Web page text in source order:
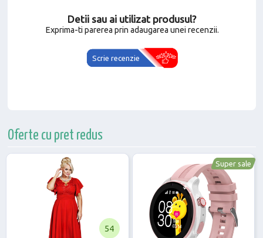
Detii sau ai utilizat produsul?
Exprima-ti parerea prin adaugarea unei recenzii.
Scrie recenzie
Oferte cu pret redus
54
Super sale